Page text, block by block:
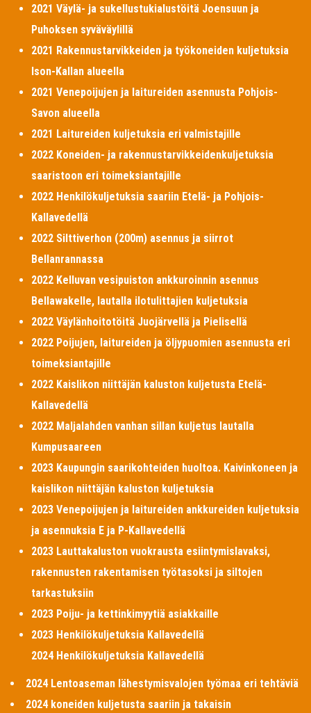
2021 Väylä- ja sukellustukialustöitä Joensuun ja
Puhoksen syväväylillä
2021 Rakennustarvikkeiden ja työkoneiden kuljetuksia
Ison-Kallan alueella
2021 Venepoijujen ja laitureiden asennusta Pohjois-
Savon alueella
2021 Laitureiden kuljetuksia eri valmistajille
2022 Koneiden- ja rakennustarvikkeidenkuljetuksia
saaristoon eri toimeksiantajille
2022 Henkilökuljetuksia saariin Etelä- ja Pohjois-
Kallavedellä
2022 Silttiverhon (200m) asennus ja siirrot
Bellanrannassa
2022 Kelluvan vesipuiston ankkuroinnin asennus
Bellawakelle, lautalla ilotulittajien kuljetuksia
2022 Väylänhoitotöitä Juojärvellä ja Pielisellä
2022 Poijujen, laitureiden ja öljypuomien asennusta eri
toimeksiantajille
2022 Kaislikon niittäjän kaluston kuljetusta Etelä-
Kallavedellä
2022 Maljalahden vanhan sillan kuljetus lautalla
Kumpusaareen
2023 Kaupungin saarikohteiden huoltoa. Kaivinkoneen ja
kaislikon niittäjän kaluston kuljetuksia
2023 Venepoijujen ja laitureiden ankkureiden kuljetuksia
ja asennuksia E ja P-Kallavedellä
2023 Lauttakaluston vuokrausta esiintymislavaksi,
rakennusten rakentamisen työtasoksi ja siltojen
tarkastuksiin
2023 Poiju- ja kettinkimyytiä asiakkaille
2023 Henkilökuljetuksia Kallavedellä
2024 Henkilökuljetuksia Kallavedellä
2024 Lentoaseman lähestymisvalojen työmaa eri tehtäviä
2024 koneiden kuljetusta saariin ja takaisin